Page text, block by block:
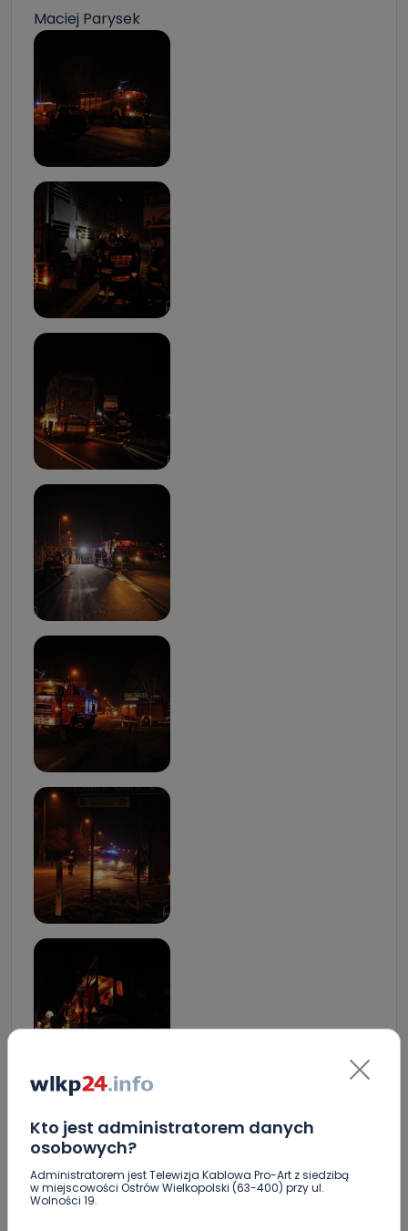
Kto jest administratorem danych
osobowych?
Administratorem jest Telewizja Kablowa Pro-Art z siedzibą
w miejscowości Ostrów Wielkopolski (63-400) przy ul.
Wolności 19.
Maciej Parysek